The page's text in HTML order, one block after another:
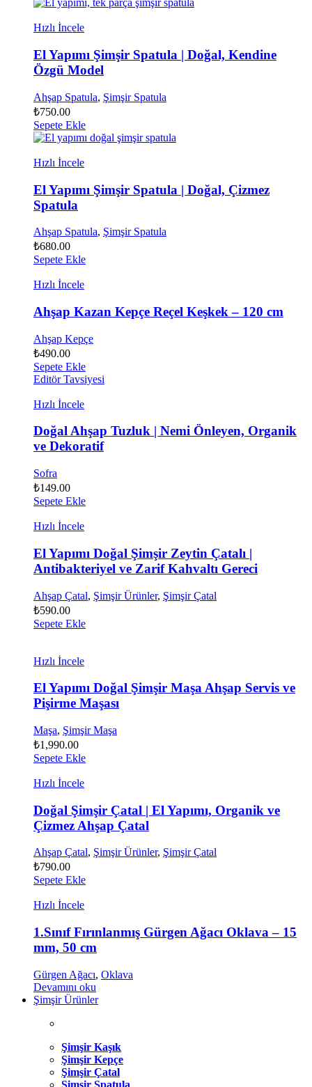
Hızlı İncele
El Yapımı Şimşir Spatula | Doğal, Kendine
Özgü Model
Ahşap Spatula, Şimşir Spatula
₺750.00
Sepete Ekle
Hızlı İncele
El Yapımı Şimşir Spatula | Doğal, Çizmez
Spatula
Ahşap Spatula, Şimşir Spatula
₺680.00
Sepete Ekle
Hızlı İncele
Ahşap Kazan Kepçe Reçel Keşkek – 120 cm
Ahşap Kepçe
₺490.00
Sepete Ekle
Editör Tavsiyesi
Hızlı İncele
Doğal Ahşap Tuzluk | Nemi Önleyen, Organik
ve Dekoratif
Sofra
₺149.00
Sepete Ekle
Hızlı İncele
El Yapımı Doğal Şimşir Zeytin Çatalı |
Antibakteriyel ve Zarif Kahvaltı Gereci
Ahşap Çatal, Şimşir Ürünler, Şimşir Çatal
₺590.00
Sepete Ekle
Hızlı İncele
El Yapımı Doğal Şimşir Maşa Ahşap Servis ve
Pişirme Maşası
Maşa, Şimşir Maşa
₺1,990.00
Sepete Ekle
Hızlı İncele
Doğal Şimşir Çatal | El Yapımı, Organik ve
Çizmez Ahşap Çatal
Ahşap Çatal, Şimşir Ürünler, Şimşir Çatal
₺790.00
Sepete Ekle
Hızlı İncele
1.Sınıf Fırınlanmış Gürgen Ağacı Oklava – 15
mm, 50 cm
Gürgen Ağacı, Oklava
Devamını oku
Şimşir Ürünler
Şimşir Kaşık
Şimşir Kepçe
Şimşir Çatal
Şimşir Spatula